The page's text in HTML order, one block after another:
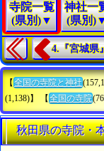
寺院一覧
(県別)▼
神社一
(県別
4.『宮城県
【 全国の寺院と神社
(1,138)】 【 全国の寺院
秋田県の寺院・